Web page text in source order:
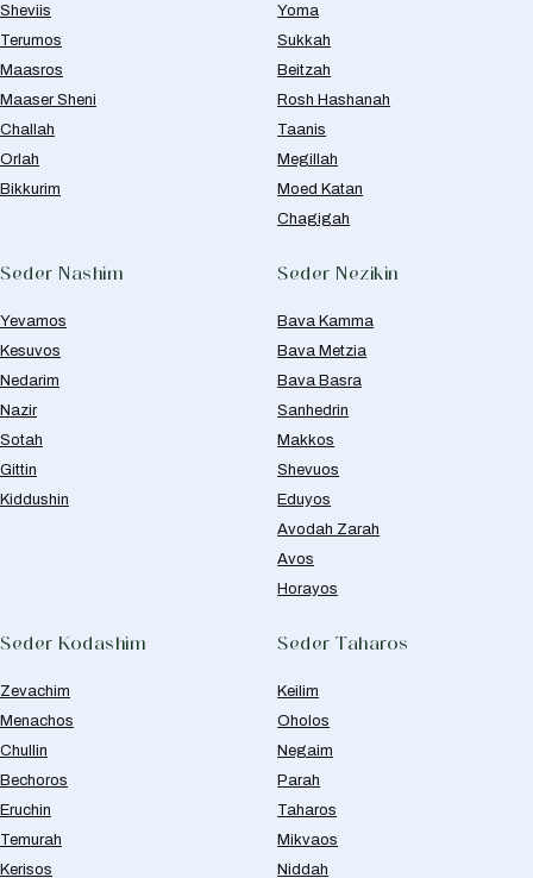
Sheviis
Terumos
Maasros
Maaser Sheni
Challah
Orlah
Bikkurim
Yoma
Sukkah
Beitzah
Rosh Hashanah
Taanis
Megillah
Moed Katan
Chagigah
Seder Nashim
Yevamos
Kesuvos
Nedarim
Nazir
Sotah
Gittin
Kiddushin
Seder Nezikin
Bava Kamma
Bava Metzia
Bava Basra
Sanhedrin
Makkos
Shevuos
Eduyos
Avodah Zarah
Avos
Horayos
Seder Kodashim
Zevachim
Menachos
Chullin
Bechoros
Eruchin
Temurah
Kerisos
Seder Taharos
Keilim
Oholos
Negaim
Parah
Taharos
Mikvaos
Niddah